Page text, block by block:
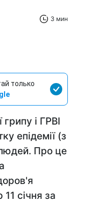
3 мин
только
грипу і ГРВІ
епідемії (з
Про це
січня за